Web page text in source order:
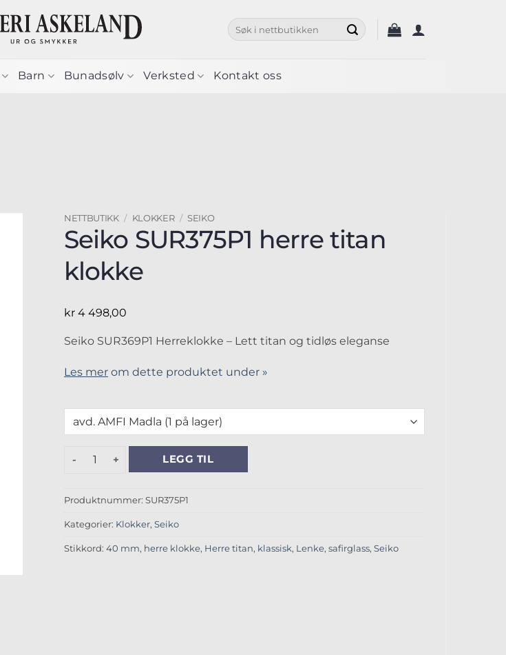
Søk
etter:
Barn Bunadsølv Verksted Kontakt oss
NETTBUTIKK / KLOKKER / SEIKO
Seiko SUR375P1 herre titan
klokke
kr 4 498,00
Seiko SUR369P1 Herreklokke – Lett titan og tidløs eleganse
Les mer om dette produktet under »
Seiko SUR375P1 herre titan klokke antall
LEGG TIL
Produktnummer: SUR375P1
Kategorier: Klokker, Seiko
Stikkord: 40 mm, herre klokke, Herre titan, klassisk, Lenke, safirglass, Seiko